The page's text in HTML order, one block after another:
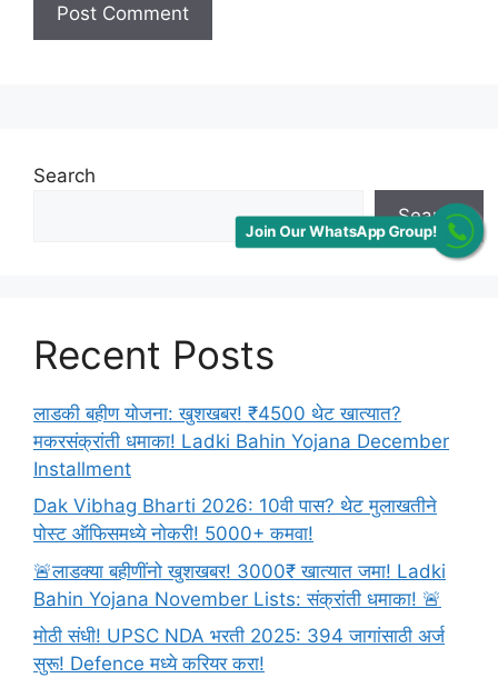
Search
Search
Recent Posts
लाडकी बहीण योजना: खुशखबर! ₹4500 थेट खात्यात?
मकरसंक्रांती धमाका! Ladki Bahin Yojana December
Installment
Dak Vibhag Bharti 2026: 10वी पास? थेट मुलाखतीने
पोस्ट ऑफिसमध्ये नोकरी! 5000+ कमवा!
🚨लाडक्या बहीणींनो खुशखबर! 3000₹ खात्यात जमा! Ladki
Bahin Yojana November Lists: संक्रांती धमाका! 🚨
मोठी संधी! UPSC NDA भरती 2025: 394 जागांसाठी अर्ज
सुरू! Defence मध्ये करियर करा!
Join Our WhatsApp Group!